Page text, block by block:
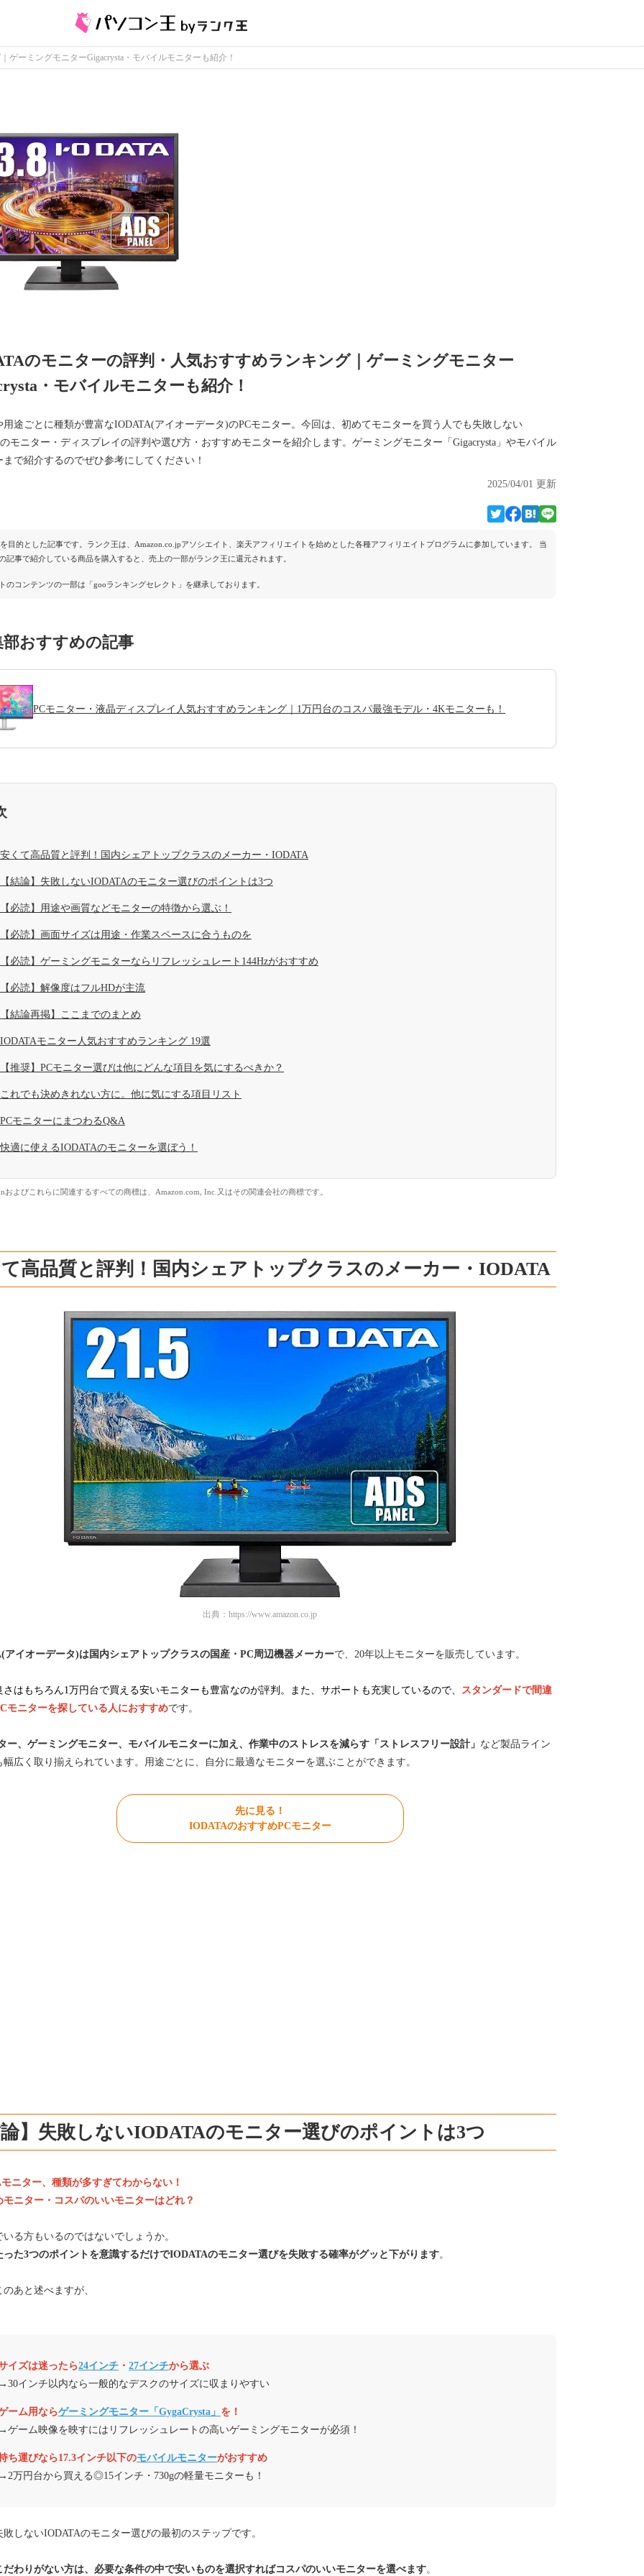
ーミングモニターGigacrysta・モバイルモニターも紹介！
のモニターの評判・人気おすすめランキング｜ゲーミングモニター
・モバイルモニターも紹介！
用途ごとに種類が豊富なIODATA(アイオーデータ)のPCモニター。今回は、初めてモニターを買う人でも失敗しない
モニター・ディスプレイの評判や選び方・おすすめモニターを紹介します。ゲーミングモニター「Gigacrysta」やモバイル
まで紹介するのでぜひ参考にしてください！
2025/04/01 更新
目的とした記事です。ランク王は、Amazon.co.jpアソシエイト、楽天アフィリエイトを始めとした各種アフィリエイトプログラムに参加しています。 当
記事で紹介している商品を購入すると、売上の一部がランク王に還元されます。
のコンテンツの一部は「gooランキングセレクト」を継承しております。
部おすすめの記事
PCモニター・液晶ディスプレイ人気おすすめランキング｜1万円台のコスパ最強モデル・4Kモニターも！
安くて高品質と評判！国内シェアトップクラスのメーカー・IODATA
【結論】失敗しないIODATAのモニター選びのポイントは3つ
【必読】用途や画質などモニターの特徴から選ぶ！
【必読】画面サイズは用途・作業スペースに合うものを
【必読】ゲーミングモニターならリフレッシュレート144Hzがおすすめ
【必読】解像度はフルHDが主流
【結論再掲】ここまでのまとめ
IODATAモニター人気おすすめランキング 19選
【推奨】PCモニター選びは他にどんな項目を気にするべきか？
これでも決めきれない方に。他に気にする項目リスト
PCモニターにまつわるQ&A
快適に使えるIODATAのモニターを選ぼう！
およびこれらに関連するすべての商標は、Amazon.com, Inc.又はその関連会社の商標です。
高品質と評判！国内シェアトップクラスのメーカー・IODATA
出典： https://www.amazon.co.jp
アイオーデータ)は国内シェアトップクラスの国産・PC周辺機器メーカーで、20年以上モニターを販売しています。
さはもちろん1万円台で買える安いモニターも豊富なのが評判。また、サポートも充実しているので、 スタンダードで間違
モニターを探している人におすすめです。
ー、ゲーミングモニター、モバイルモニターに加え、作業中のストレスを減らす「ストレスフリー設計」 など製品ライン
幅広く取り揃えられています。用途ごとに、自分に最適なモニターを選ぶことができます。
先に見る！
IODATAのおすすめPCモニター
】失敗しないIODATAのモニター選びのポイントは3つ
ニター、種類が多すぎてわからない！
モニター・コスパのいいモニターはどれ？
いる方もいるのではないでしょうか。
った3つのポイントを意識するだけでIODATAのモニター選びを失敗する確率がグッと下がります。
あと述べますが、
イズは迷ったら24インチ ・ 27インチから選ぶ
インチ以内なら一般的なデスクのサイズに収まりやすい
ーム用ならゲーミングモニター「GygaCrysta」 を！
ゲーム映像を映すにはリフレッシュレートの高いゲーミングモニターが必須！
ち運びなら17.3インチ以下のモバイルモニターがおすすめ
万円台から買える◎15インチ・730gの軽量モニターも！
敗しないIODATAのモニター選びの最初のステップです。
だわりがない方は、必要な条件の中で安いものを選択すればコスパのいいモニターを選べます。